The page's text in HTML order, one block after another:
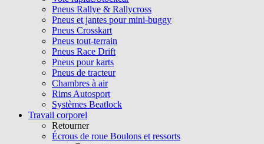
Pneus Rallye & Rallycross
Pneus et jantes pour mini-buggy
Pneus Crosskart
Pneus tout-terrain
Pneus Race Drift
Pneus pour karts
Pneus de tracteur
Chambres à air
Rims Autosport
Systèmes Beatlock
Travail corporel
Retourner
Écrous de roue Boulons et ressorts